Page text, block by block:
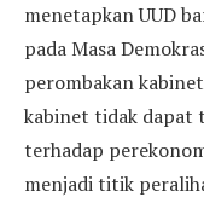
menetapkan UUD
pada Masa
perombakan
kabinet tidak dapat
terhadap
menjadi titik